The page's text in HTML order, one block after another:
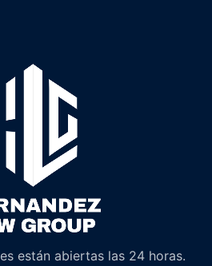
están abiertas las 24 horas.